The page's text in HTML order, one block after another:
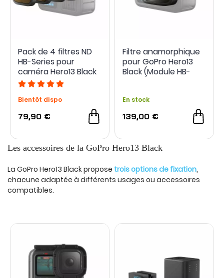
Pack de 4 filtres ND
HB-Series pour
caméra Hero13 Black
- GoPro
Bientôt dispo
79,90 €
Filtre anamorphique
pour GoPro Hero13
Black (Module HB-
En stock
139,00 €
Les accessoires de la GoPro Hero13 Black
La GoPro Hero13 Black propose trois options de fixation,
chacune adaptée à différents usages ou accessoires
compatibles.